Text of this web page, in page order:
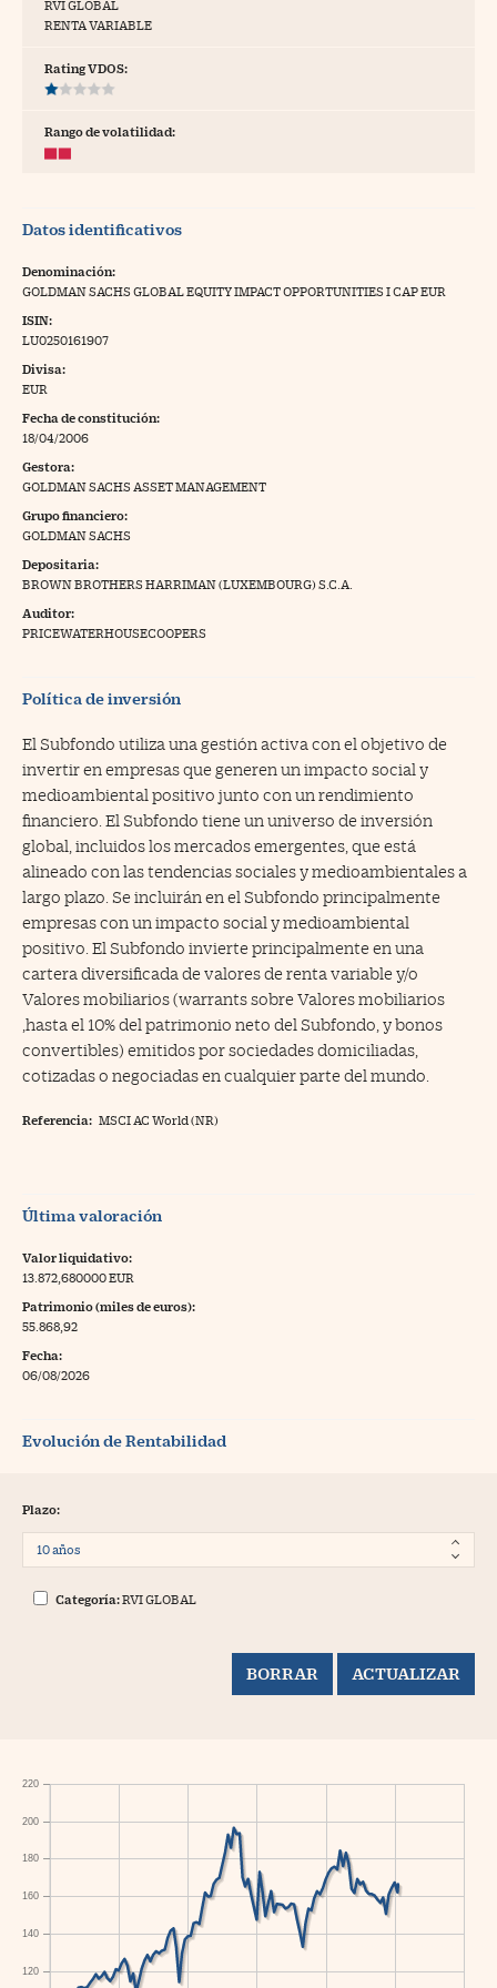
Pyme
Trading
a Cinco Días
RVI GLOBAL
RENTA VARIABLE
Rating VDOS:
Rango de volatilidad:
Datos identificativos
Denominación:
GOLDMAN SACHS GLOBAL EQUITY IMPACT OPPORTUNITIES I CAP EUR
ISIN:
LU0250161907
Divisa:
EUR
Fecha de constitución:
18/04/2006
Gestora:
GOLDMAN SACHS ASSET MANAGEMENT
Grupo financiero:
GOLDMAN SACHS
Depositaria:
BROWN BROTHERS HARRIMAN (LUXEMBOURG) S.C.A.
Auditor:
PRICEWATERHOUSECOOPERS
Política de inversión
El Subfondo utiliza una gestión activa con el objetivo de
invertir en empresas que generen un impacto social y
medioambiental positivo junto con un rendimiento
financiero. El Subfondo tiene un universo de inversión
global, incluidos los mercados emergentes, que está
alineado con las tendencias sociales y medioambientales a
largo plazo. Se incluirán en el Subfondo principalmente
empresas con un impacto social y medioambiental
positivo. El Subfondo invierte principalmente en una
cartera diversificada de valores de renta variable y/o
Valores mobiliarios (warrants sobre Valores mobiliarios
,hasta el 10% del patrimonio neto del Subfondo, y bonos
convertibles) emitidos por sociedades domiciliadas,
cotizadas o negociadas en cualquier parte del mundo.
Referencia: MSCI AC World (NR)
Última valoración
Valor liquidativo:
13.872,680000 EUR
Patrimonio (miles de euros):
55.868,92
Fecha:
06/08/2026
Evolución de Rentabilidad
Plazo:
Categoría:RVI GLOBAL
120
140
160
180
200
220